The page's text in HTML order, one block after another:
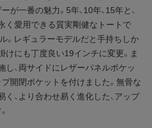
一番の魅力。5年、10年、15年と、
く愛用できる質実剛健なトートで
。レギュラーモデルだと手持ちしか
けにも丁度良い19インチに変更。ま
し、両サイドにレザーパネルポケッ
プ開閉ポケットを付けました。無骨な
く、より合わせ易く進化した、アップ